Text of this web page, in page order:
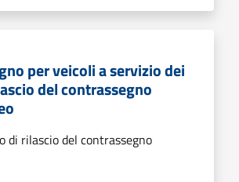
per veicoli a servizio dei
del contrassegno
di rilascio del contrassegno